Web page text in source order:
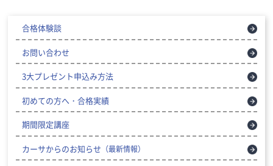
合格体験談
お問い合わせ
3大プレゼント申込み方法
初めての方へ・合格実績
期間限定講座
カーサからのお知らせ （最新情報）